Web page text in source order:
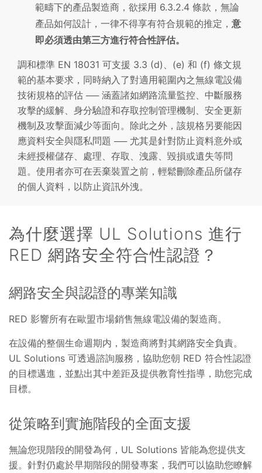
範疇下的產品製造商，欲採用 6.3.2.4 條款，無論
產品如何設計，一律不得享有符合規範的推定， 意
即必須透由第三方進行符合性評估。
調和標準 EN 18031 可支援 3.3 (d)、(e) 和 (f) 條文規
範的基本要求，同時納入了對適用範圍內之無線電設備
技術規格的評估 ── 涵蓋諸如網路流量監控、中斷服務
攻擊的緩解、身分驗證和存取控制管理機制、安全更新
機制及攻擊面減少等面向。除此之外，該規格另要能因
應資料安全與隱私問題 ── 尤其是針對防止資料意外或
未經授權儲存、處理、存取、洩露、毀損或遺失等問
題。使用者亦可在丟棄裝置之前，輕鬆刪除產品所儲存
的個人資料，以防止資訊外洩。
為什麼選擇 UL Solutions 進行
RED 網路安全符合性認證？
網路安全與認證的專業知識
RED 影響所有在歐盟市場銷售無線電設備的製造商。
在設備的整個生命週期内，製造商將對其網路安全負責。
UL Solutions 可透過諮詢服務，協助您朝 RED 符合性認證
的目標邁進，並點出其中差距及提供教育性指導，助您完成
目標。
從策略到實施階段的全面支援
無論您現階段的開發為何，UL Solutions 皆能為您提供支
援。針對仍處於早期階段的開發專案，我們可以協助您瞭解